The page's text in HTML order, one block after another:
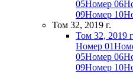
05Номер 06
09Номер 10
Том 32, 2019 г.
Том 32, 2019
Номер 01
05Номер 06
09Номер 10